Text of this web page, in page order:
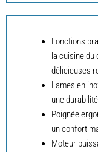
Fonctions
la cuisine
délicieuses
Lames en
une
Poignée
un confort
Moteur